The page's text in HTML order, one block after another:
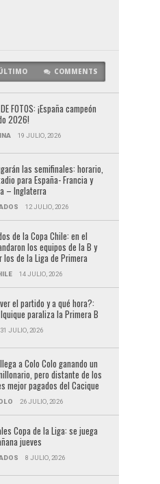
COMMENTS
FOTOS: ¡España campeón
2026!
19 JULIO, 2026
las semifinales: horario,
para España- Francia y
– Inglaterra
12 JULIO, 2026
de la Copa Chile: en el
los equipos de la B y
los de la Liga de Primera
14 JULIO, 2026
el partido y a qué hora?:
paraliza la Primera B
31 JULIO, 2026
a Colo Colo ganando un
pero distante de los
mejor pagados del Cacique
26 JULIO, 2026
Copa de la Liga: se juega
jueves
8 JULIO, 2026